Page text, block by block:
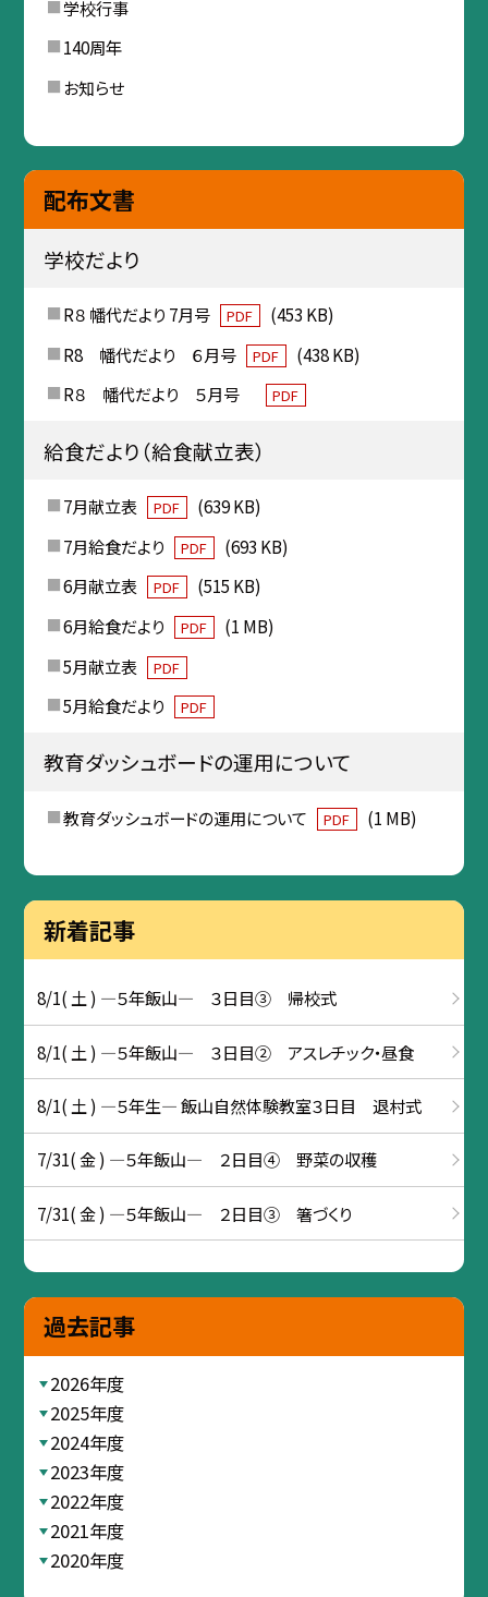
学校行事
140周年
お知らせ
配布文書
学校だより
R８ 幡代だより 7月号 PDF
(453 KB)
R8 幡代だより ６月号
PDF
(438 KB)
R８ 幡代だより ５月号
PDF
給食だより（給食献立表）
7月献立表 PDF
(639 KB)
7月給食だより
PDF
(693 KB)
6月献立表
PDF
(515 KB)
6月給食だより
PDF
(1 MB)
5月献立表
PDF
5月給食だより PDF
教育ダッシュボードの運用について
教育ダッシュボードの運用について PDF (1 MB)
新着記事
8/1( 土 ) ―５年飯山― ３日目③ 帰校式
8/1( 土 ) ―５年飯山― ３日目② アスレチック・昼食
8/1( 土 ) ―５年生― 飯山自然体験教室３日目 退村式
7/31( 金 ) ―５年飯山― ２日目④ 野菜の収穫
7/31( 金 ) ―５年飯山― ２日目③ 箸づくり
過去記事
2026年度
2025年度
2024年度
2023年度
2022年度
2021年度
2020年度